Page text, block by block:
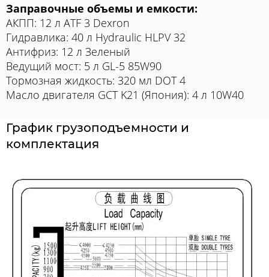
Заправочные объемы и емкости:
АКПП: 12 л ATF 3 Dexron
Гидравлика: 40 л Hydraulic HLPV 32
Антифриз: 12 л Зеленый
Ведущий мост: 5 л GL-5 85W90
Тормозная жидкость: 320 мл DOT 4
Масло двигателя GCT K21 (Япония): 4 л 10W40
График грузоподъемности и
комплектация